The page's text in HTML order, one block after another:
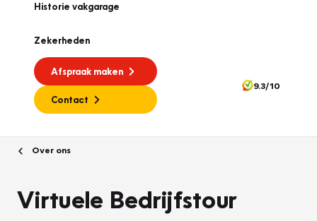
Historie vakgarage
Zekerheden
Afspraak maken
Contact
9.3/10
Over ons
Virtuele Bedrijfstour